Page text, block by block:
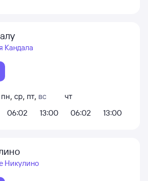
Кандала
пн, ср, пт, вс
06:02
13:00
чт
06:02
13:00
Никулино